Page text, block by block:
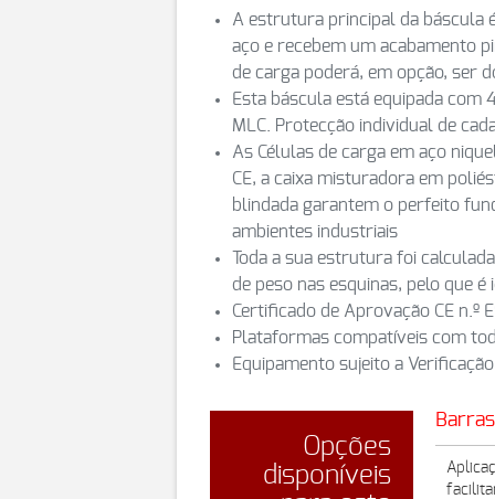
A estrutura principal da báscula
aço e recebem um acabamento
de carga poderá, em opção, ser
Esta báscula está equipada
MLC. Protecção individual de
As Células de carga em aço
CE, a caixa misturadora em
blindada garantem o perfeito
ambientes industriais
Toda a sua estrutura foi
de peso nas esquinas, pelo que
Certificado de Aprovação CE n.º
Plataformas compatíveis com
Equipamento sujeito a Verificação
Opções
disponíveis